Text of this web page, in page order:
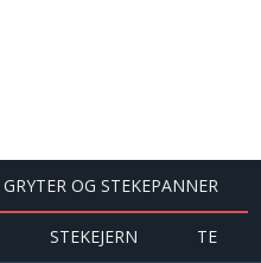
GRYTER OG STEKEPANNER
STEKEJERN TE